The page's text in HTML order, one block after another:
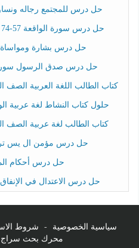
حل درس للمجتمع رجاله
حل درس سورة الواقعة 57-74 تربية اسلامية الصف التاسع
حل درس بشارة ومواساة
حل درس صدق الرسول سورة يس 1-12
كتاب الطالب اللغة العربية الصف
حلول كتاب النشاط لغة عربية
كتاب الطالب لغة عربية الصف الرابع
حل درس مؤمن ال يس
حل درس أحكام
حل درس الاعتدال في
سياسية الخصوصية - شروط
محرك بحث سراج